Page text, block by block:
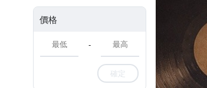
價格
-
確定